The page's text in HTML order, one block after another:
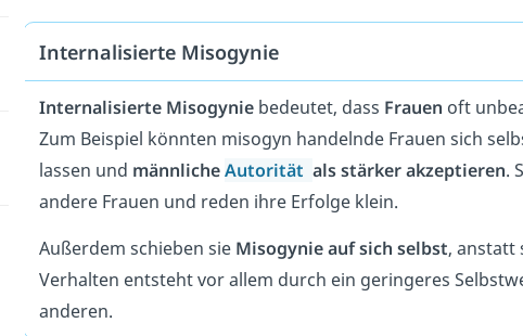
Internalisierte Misogynie
Internalisierte Misogynie bedeutet, dass Frauen oft
Zum Beispiel könnten misogyn handelnde Frauen sich
lassen und männlicheAutorität als stärker akzeptieren.
andere Frauen und reden ihre Erfolge klein.
Außerdem schieben sie Misogynie auf sich selbst, anstatt
Verhalten entsteht vor allem durch ein geringeres
anderen.